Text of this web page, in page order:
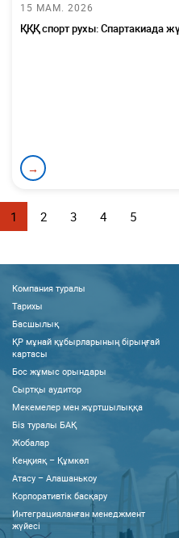
15 МАМ. 2026
ҚҚҚ спорт рухы: Спартакиада
→
1 2 3 4 5
Компания туралы
Тарихы
Басшылық
ҚР мұнай құбырларының бірыңғай
картасы
Бос жұмыс орындары
Сыртқы аудитор
Мекемелер мен жұртшылыққа
Біз туралы БАҚ
Жобалар
Кеңқияқ – Құмкөл
Атасу – Алашанькоу
Корпоративтік басқару
Интеграцияланған менеджмент
жүйесі